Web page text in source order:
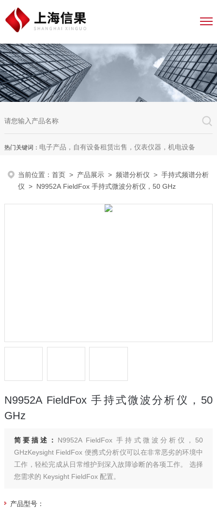
热门关键词： 电子产品，自有设备租赁出售，仪表仪器，机电设备
当前位置：首页 > 产品展示 >频谱分析仪 >手持式频谱分析
仪 > N9952A FieldFox 手持式微波分析仪，50 GHz
N9952A FieldFox 手持式微波分析仪，50
GHz
简要描述： N9952A FieldFox 手持式微波分析仪，50
GHzKeysight FieldFox 便携式分析仪可以在非常恶劣的环境中
工作，轻松完成从日常维护到深入故障诊断的各项工作。 选择
您需求的 Keysight FieldFox 配置。
产品型号：